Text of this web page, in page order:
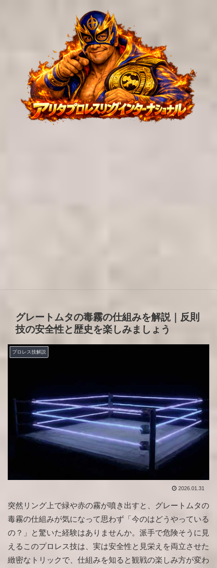
グレートムタの毒霧の仕組みを解説｜反則
技の安全性と歴史を楽しみましょう
プロレス技解説
2026.01.31
突然リング上で緑や赤の霧が噴き出すと、グレートムタの
毒霧の仕組みが気になって思わず「今のはどうやっている
の？」と驚いた経験はありませんか。派手で危険そうに見
えるこのプロレス技は、実は安全性と見栄えを両立させた
緻密なトリックで、仕組みを知ると観戦の楽しみ方が変わ